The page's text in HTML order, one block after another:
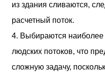
из здания сливаются,
расчетный поток.
4. Выбираются
людских потоков, что
сложную задачу,